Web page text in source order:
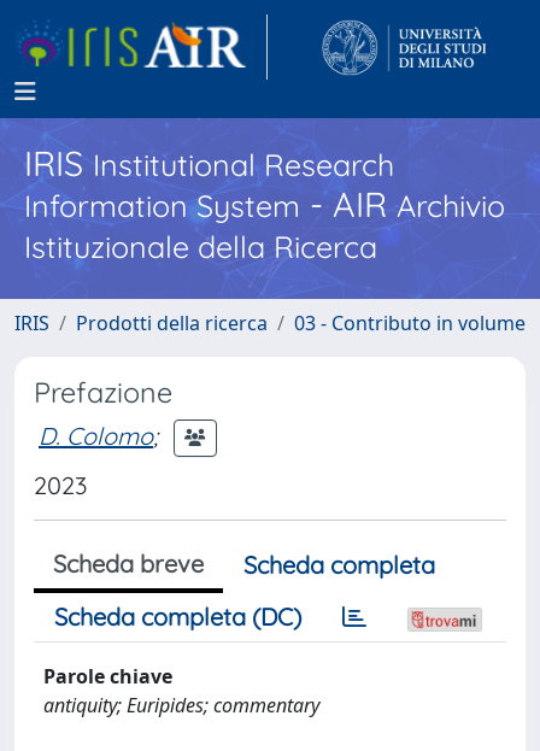
IRISInstitutional Research
Information System - AIR Archivio
Istituzionale della Ricerca
IRIS Prodotti della ricerca 03 - Contributo in volume
Prefazione
D. Colomo;
2023
Scheda breve
Scheda completa
Scheda completa (DC)
Parole chiave
antiquity; Euripides; commentary